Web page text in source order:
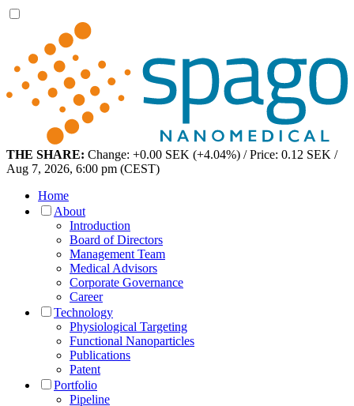
THE SHARE: Change: +0.00 SEK (+4.04%) / Price: 0.12 SEK /
Aug 7, 2026, 6:00 pm (CEST)
Home
About
Introduction
Board of Directors
Management Team
Medical Advisors
Corporate Governance
Career
Technology
Physiological Targeting
Functional Nanoparticles
Publications
Patent
Portfolio
Pipeline